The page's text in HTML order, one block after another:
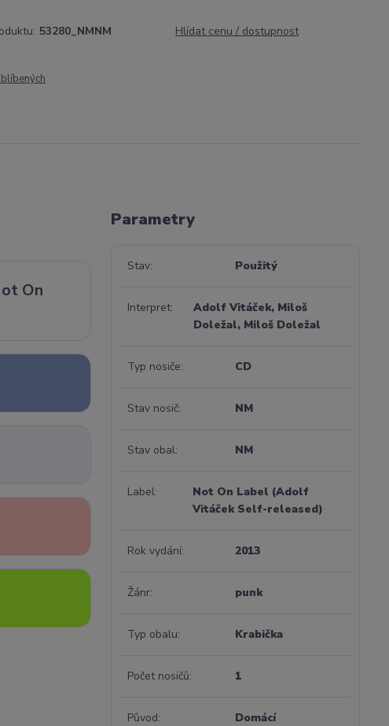
53280_NMNM Hlídat cenu / dostupnost
On
Parametry
Stav Použitý
Interpret
Adolf Vitáček, Miloš
Doležal, Miloš Doležal
Typ nosiče CD
Stav nosič NM
Stav obal NM
Label
Not On Label (Adolf
Vitáček Self-released)
Rok vydání 2013
Žánr punk
Typ obalu Krabička
Počet nosičů 1
Původ Domácí